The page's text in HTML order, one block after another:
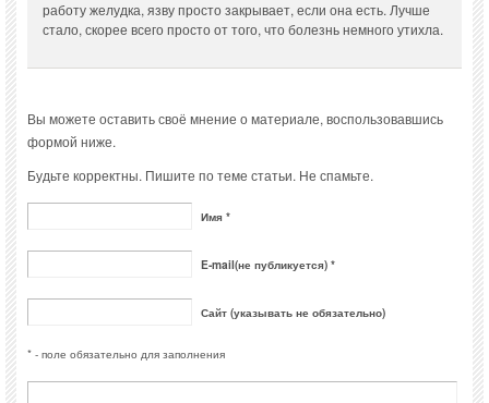
работу желудка, язву просто закрывает, если она есть. Лучше
стало, скорее всего просто от того, что болезнь немного утихла.
Вы можете оставить своё мнение о материале, воспользовавшись
формой ниже.
Будьте корректны. Пишите по теме статьи. Не спамьте.
Имя *
E-mail(не публикуется) *
Сайт (указывать не обязательно)
* - поле обязательно для заполнения